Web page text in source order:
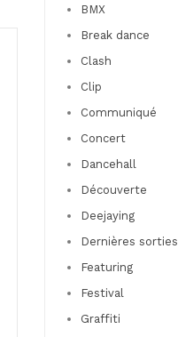
BMX
Break dance
Clash
Clip
Communiqué
Concert
Dancehall
Découverte
Deejaying
Dernières sorties
Featuring
Festival
Graffiti